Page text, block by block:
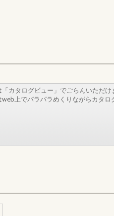
カタログビュー」でごらんいただけ
web上でパラパラめくりながらカタロ